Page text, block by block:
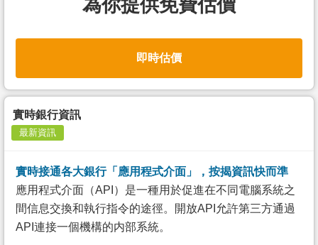
為你提供免費估價
即時估價
實時銀行資訊
最新資訊
實時接通各大銀行「應用程式介面」，按揭資訊快而準
應用程式介面（API）是一種用於促進在不同電腦系統之
間信息交換和執行指令的途徑。開放API允許第三方通過
API連接一個機構的内部系統。